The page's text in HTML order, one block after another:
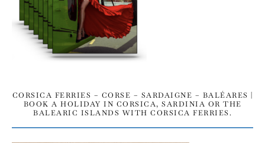
CORSICA FERRIES – CORSE – SARDAIGNE – BALÉARES |
BOOK A HOLIDAY IN CORSICA, SARDINIA OR THE
BALEARIC ISLANDS WITH CORSICA FERRIES.